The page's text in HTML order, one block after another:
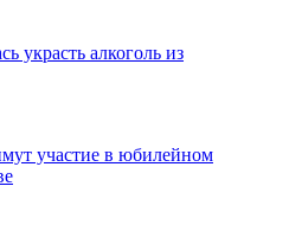
украсть алкоголь из
участие в юбилейном